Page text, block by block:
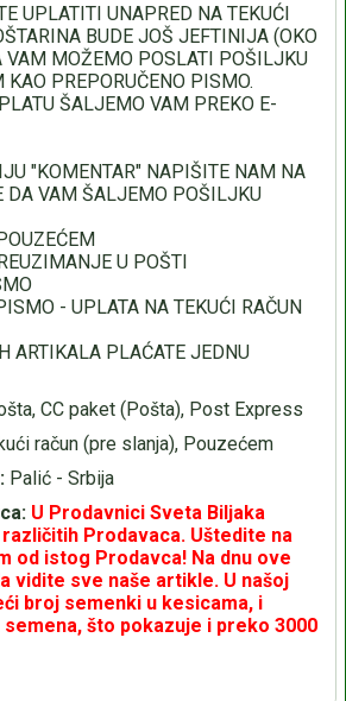
UPLATITI UNAPRED NA TEKUĆI
BUDE JOŠ JEFTINIJA (OKO
VAM MOŽEMO POSLATI POŠILJKU
PREPORUČENO PISMO.
ŠALJEMO VAM PREKO E-
"KOMENTAR" NAPIŠITE NAM NA
DA VAM ŠALJEMO POŠILJKU
U POŠTI
- UPLATA NA TEKUĆI RAČUN
ARTIKALA PLAĆATE JEDNU
CC paket (Pošta), Post Express
račun (pre slanja), Pouzećem
Palić - Srbija
U Prodavnici Sveta Biljaka
Prodavaca. Uštedite na
od istog Prodavca! Na dnu ove
vidite sve naše artikle. U našoj
broj semenki u kesicama, i
što pokazuje i preko 3000